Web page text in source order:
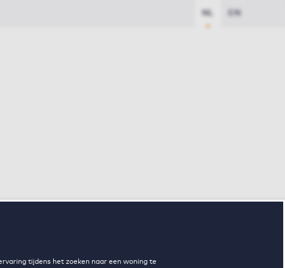
tijdens het zoeken naar een woning te
NL EN